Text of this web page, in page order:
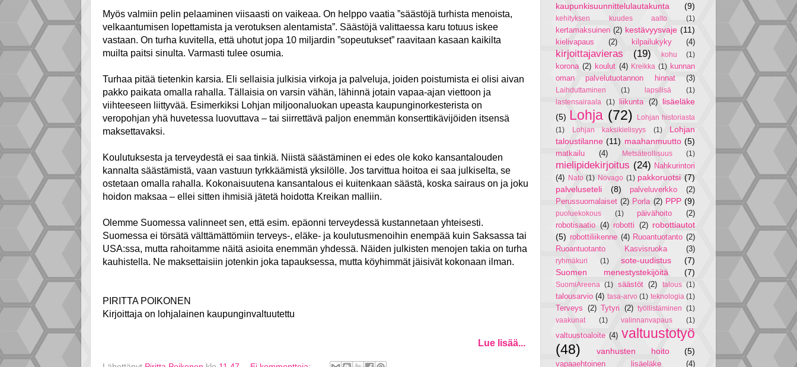
Myös valmiin pelin pelaaminen viisaasti on vaikeaa. On helppo vaatia ”säästöjä turhista menoista,
velkaantumisen lopettamista ja verotuksen alentamista”. Säästöjä valittaessa karu totuus iskee
vastaan. On turha kuvitella, että uhotut jopa 10 miljardin ”sopeutukset” raavitaan kasaan kaikilta
muilta paitsi sinulta. Varmasti tulee osumia.
Turhaa pitää tietenkin karsia. Eli sellaisia julkisia virkoja ja palveluja, joiden poistumista ei olisi aivan
pakko paikata omalla rahalla. Tällaisia on varsin vähän, lähinnä jotain vapaa-ajan viettoon ja
viihteeseen liittyvää. Esimerkiksi Lohjan miljoonaluokan upeasta kaupunginorkesterista on
veropohjan yhä huvetessa luovuttava – tai siirrettävä paljon enemmän konserttikävijöiden itsensä
maksettavaksi.
Koulutuksesta ja terveydestä ei saa tinkiä. Niistä säästäminen ei edes ole koko kansantalouden
kannalta säästämistä, vaan vastuun tyrkkäämistä yksilölle. Jos tarvittua hoitoa ei saa julkiselta, se
ostetaan omalla rahalla. Kokonaisuutena kansantalous ei kuitenkaan säästä, koska sairaus on ja joku
hoidon maksaa – ellei sitten ihmisiä jätetä hoidotta Kreikan malliin.
Olemme Suomessa valinneet sen, että esim. epäonni terveydessä kustannetaan yhteisesti.
Suomessa ei törsätä välttämättömiin terveys-, eläke- ja koulutusmenoihin enempää kuin Saksassa tai
USA:ssa, mutta rahoitamme näitä asioita enemmän yhdessä. Näiden julkisten menojen takia on turha
kauhistella. Ne maksettaisiin jotenkin joka tapauksessa, mutta köyhimmät jäisivät kokonaan ilman.
PIRITTA POIKONEN
Kirjoittaja on lohjalainen kaupunginvaltuutettu
Lue lisää...
kaupunkisuunnittelulautakunta (9)
kehityksen kuudes aalto (1)
kertamaksuinen (2) kestävyysvaje (11)
kielivapaus (2) kilpailukyky (4)
kirjoittajavieras (19) kohu (1)
korona (2) koulut (4) Kreikka (1) kunnan
oman palvelutuotannon hinnat
(3)
Laihduttaminen (1) lapsilisä
(1)
lastensairaala
(1) liikunta (2)
lisäeläke
(5) Lohja (72)
Lohjan historiasta
(1)
Lohjan kaksikielisyys (1)
Lohjan
taloustilanne (11) maahanmuutto (5)
matkailu (4) Metsäteollisuus (1)
mielipidekirjoitus (24) Nahkurintori
(4)
Nato (1) Novago (1) pakkoruotsi (7)
palveluseteli
(8) palveluverkko
(2)
Perussuomalaiset (2) Porla (2) PPP (9)
puoluekokous (1) päivähoito
(2)
robotisaatio (4) robotti (2) robottiautot
(5) robottiliikenne (4) Ruoantuotanto (2)
Ruoantuotanto Kasvisruoka
(3)
ryhmäkuri (1) sote-uudistus
(7)
Suomen menestystekijöitä
(7)
SuomiAreena (1) säästöt (2) talous (1)
talousarvio (4) tasa-arvo (1) teknologia (1)
Terveys (2) Tytyri (2) työllistäminen
(1)
vaakunat
(1) valinnanvapaus (1)
valtuustoaloite (4) valtuustotyö
(48)
vanhusten hoito (5)
vapaaehtoinen lisäeläke (4)